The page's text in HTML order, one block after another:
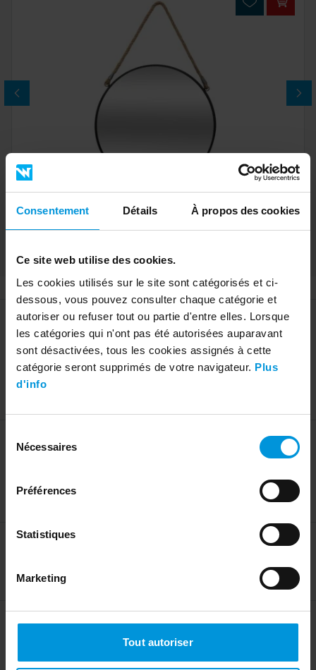
Consentement Détails À propos des cookies
Ce site web utilise des cookies.
Les cookies utilisés sur le site sont catégorisés et ci-
dessous, vous pouvez consulter chaque catégorie et
autoriser ou refuser tout ou partie d'entre elles. Lorsque
les catégories qui n'ont pas été autorisées auparavant
sont désactivées, tous les cookies assignés à cette
catégorie seront supprimés de votre navigateur. Plus
d'info
Nécessaires
Préférences
Statistiques
Marketing
Tout autoriser
Miroir Ø55cm
21,80 € 404071.137
Information supplémentaire
Caractéristiques
Position de miroirUniquement vertical
Autre composition sur commande en magasin
Non
Diamètre38 cm
Matériaux
Matériaux